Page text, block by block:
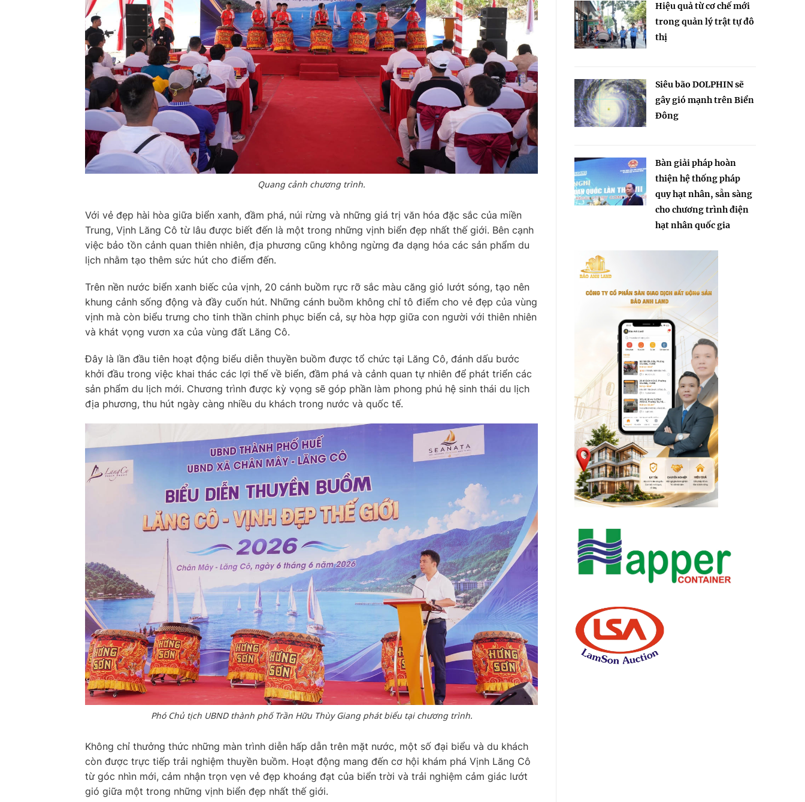
Quang cảnh chương trình.
Với vẻ đẹp hài hòa giữa biển xanh, đầm phá, núi rừng và những giá trị văn hóa đặc sắc của miền
Trung, Vịnh Lăng Cô từ lâu được biết đến là một trong những vịnh biển đẹp nhất thế giới. Bên cạnh
việc bảo tồn cảnh quan thiên nhiên, địa phương cũng không ngừng đa dạng hóa các sản phẩm du
lịch nhằm tạo thêm sức hút cho điểm đến.
Trên nền nước biển xanh biếc của vịnh, 20 cánh buồm rực rỡ sắc màu căng gió lướt sóng, tạo nên
khung cảnh sống động và đầy cuốn hút. Những cánh buồm không chỉ tô điểm cho vẻ đẹp của vùng
vịnh mà còn biểu trưng cho tinh thần chinh phục biển cả, sự hòa hợp giữa con người với thiên nhiên
và khát vọng vươn xa của vùng đất Lăng Cô.
Đây là lần đầu tiên hoạt động biểu diễn thuyền buồm được tổ chức tại Lăng Cô, đánh dấu bước
khởi đầu trong việc khai thác các lợi thế về biển, đầm phá và cảnh quan tự nhiên để phát triển các
sản phẩm du lịch mới. Chương trình được kỳ vọng sẽ góp phần làm phong phú hệ sinh thái du lịch
địa phương, thu hút ngày càng nhiều du khách trong nước và quốc tế.
Phó Chủ tịch UBND thành phố Trần Hữu Thùy Giang phát biểu tại chương trình.
Không chỉ thưởng thức những màn trình diễn hấp dẫn trên mặt nước, một số đại biểu và du khách
còn được trực tiếp trải nghiệm thuyền buồm. Hoạt động mang đến cơ hội khám phá Vịnh Lăng Cô
từ góc nhìn mới, cảm nhận trọn vẹn vẻ đẹp khoáng đạt của biển trời và trải nghiệm cảm giác lướt
gió giữa một trong những vịnh biển đẹp nhất thế giới.
Hiệu quả từ cơ chế mới
trong quản lý trật tự đô
thị
Siêu bão DOLPHIN sẽ
gây gió mạnh trên Biển
Đông
Bàn giải pháp hoàn
thiện hệ thống pháp
quy hạt nhân, sẵn sàng
cho chương trình điện
hạt nhân quốc gia